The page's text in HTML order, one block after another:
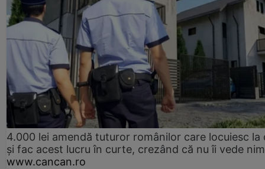
4.000 lei amendă tuturor românilor care locuiesc la
și fac acest lucru în curte, crezând că nu îi vede
www.cancan.ro